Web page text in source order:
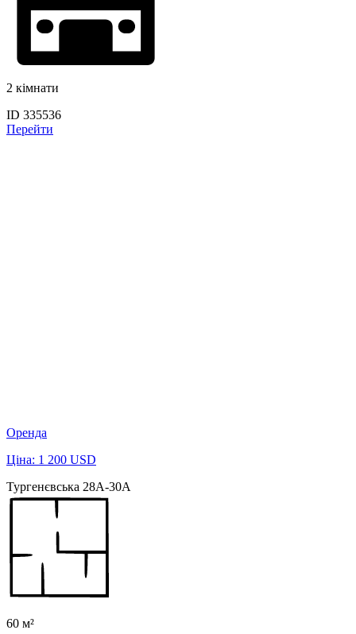
2 кімнати
ID 335536
Перейти
Оренда
Ціна: 1 200 USD
Тургенєвська 28А-30А
60 м²